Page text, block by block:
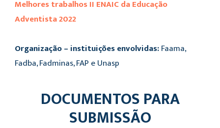
Melhores trabalhos II ENAIC da Educação
Adventista 2022
Organização – instituições envolvidas:Faama,
Fadba, Fadminas,FAP e Unasp
DOCUMENTOS PARA
SUBMISSÃO